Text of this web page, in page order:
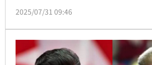
姵君近期在咪妃的Podcast節目分享差
妳生下來很衰」。
2025/07/31 09:46